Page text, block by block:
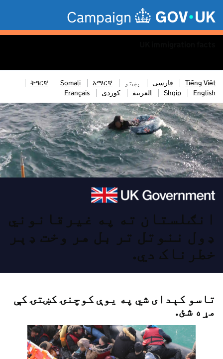
Campaign
Tiếng Việt فارسی پښتو አማርኛ
Somali
ትግርኛ
English
Shqip العربية کوردی Français
انګلستان ته په غیرقانوني
ډول ننوتل تر بل هر وخت ډېر
خطرناک دي.
تاسو کېدای شي په یوې کوچنۍ کښتۍ کې
مړه شئ.